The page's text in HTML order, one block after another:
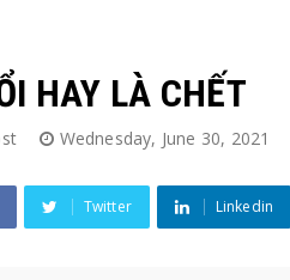
HAY LÀ CHẾT
Wednesday, June 30, 2021
Twitter Linkedin